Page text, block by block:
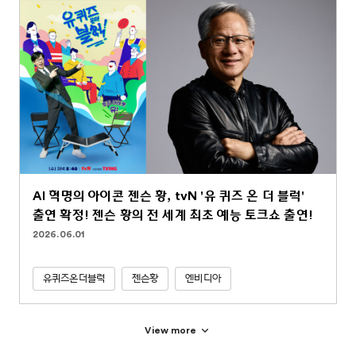
AI 혁명의 아이콘 젠슨 황, tvN '유 퀴즈 온 더 블럭'
출연 확정! 젠슨 황의 전 세계 최초 예능 토크쇼 출연!
2026.06.01
유퀴즈온더블럭 젠슨황 엔비디아
View more